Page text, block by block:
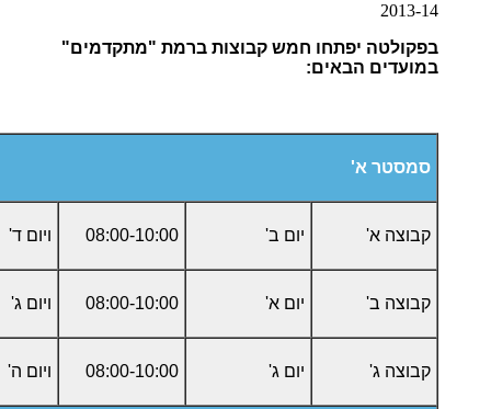
2013-14
בפקולטה יפתחו חמש קבוצות ברמת "מתקדמים"
במועדים הבאים:
סמסטר א'
קבוצה א' יום ב' 08:00-10:00 ויום ד'
קבוצה ב' יום א' 08:00-10:00 ויום ג'
קבוצה ג' יום ג' 08:00-10:00 ויום ה'